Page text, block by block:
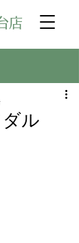
店
ル